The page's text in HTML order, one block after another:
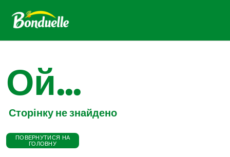
Ой...
Сторінку не знайдено
ПОВЕРНУТИСЯ НА
ГОЛОВНУ